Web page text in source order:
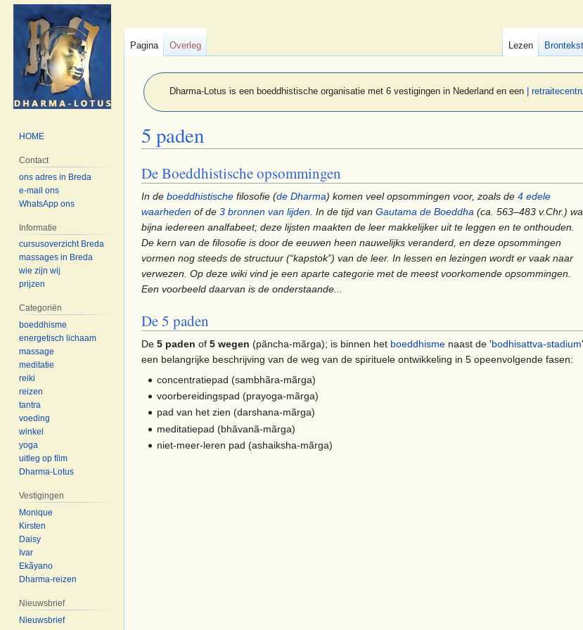
Dharma-Lotus is een boeddhistische organisatie met 6 vestigingen in Nederland en een |
5 paden
Naar
navigatie
springen
Naar
zoeken
springen
De Boeddhistische opsommingen
In de boeddhistische filosofie (de Dharma) komen veel opsommingen voor, zoals de 4 edele
waarheden of de 3 bronnen van lijden . In de tijd van Gautama de Boeddha (ca. 563–483 v.Chr.)
bijna iedereen analfabeet; deze lijsten maakten de leer makkelijker uit te leggen en te onthouden.
De kern van de filosofie is door de eeuwen heen nauwelijks veranderd, en deze opsommingen
vormen nog steeds de structuur (“kapstok”) van de leer. In lessen en lezingen wordt er vaak naar
verwezen. Op deze wiki vind je een aparte categorie met de meest voorkomende opsommingen.
Een voorbeeld daarvan is de onderstaande...
De 5 paden
De 5 paden of 5 wegen (pãncha-mãrga); is binnen het boeddhisme naast de 'bodhisattva-stadium'
een belangrijke beschrijving van de weg van de spirituele ontwikkeling in 5 opeenvolgende fasen:
concentratiepad (sambhãra-mãrga)
voorbereidingspad (prayoga-mãrga)
pad van het zien (darshana-mãrga)
meditatiepad (bhãvanã-mãrga)
niet-meer-leren pad (ashaiksha-mãrga)
Pagina Overleg Lezen
HOME
Contact
ons adres in Breda
e-mail ons
WhatsApp ons
Informatie
cursusoverzicht Breda
massages in Breda
wie zijn wij
prijzen
Categoriën
boeddhisme
energetisch lichaam
massage
meditatie
reiki
reizen
tantra
voeding
winkel
yoga
uitleg op film
Dharma-Lotus
Vestigingen
Monique
Kirsten
Daisy
Ivar
Ekãyano
Dharma-reizen
Nieuwsbrief
Nieuwsbrief